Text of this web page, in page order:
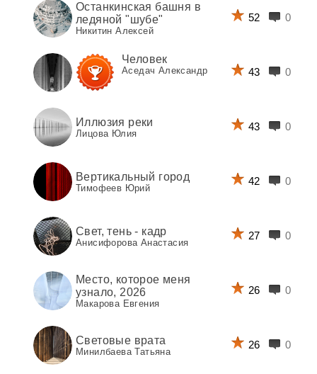
Останкинская башня в
ледяной "шубе"
Никитин Алексей
52 0
Человек
Аседач Александр 43 0
Иллюзия реки
Лицова Юлия
43 0
Вертикальный город
Тимофеев Юрий
42 0
Свет, тень - кадр
Анисифорова Анастасия
27 0
Место, которое меня
узнало, 2026
Макарова Евгения
26 0
Световые врата
Минилбаева Татьяна
26 0